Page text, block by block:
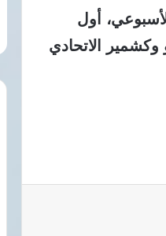
أول
الاتحادي